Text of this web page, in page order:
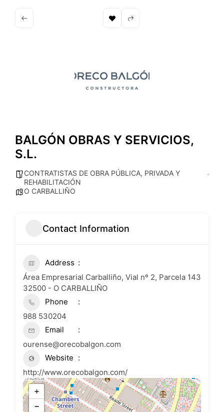
BALGÓN OBRAS Y SERVICIOS,
S.L.
CONTRATISTAS DE OBRA PÚBLICA, PRIVADA Y
REHABILITACIÓN
O CARBALLIÑO
Contact Information
Address
Área Empresarial Carballiño, Vial nº 2, Parcela 143
32500 - O CARBALLIÑO
Phone
988 530204
Email
ourense@orecobalgon.com
Website
http://www.orecobalgon.com/
+
−